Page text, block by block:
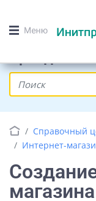
Справочный
Интернет-
магазина